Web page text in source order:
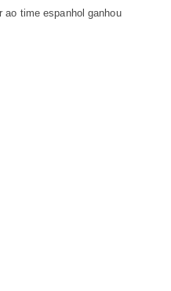
ao time espanhol ganhou